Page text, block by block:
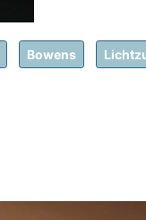
Bowens